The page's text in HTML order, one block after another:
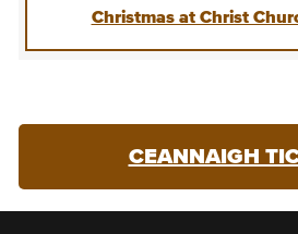
Christmas at Christ
CEANNAIGH